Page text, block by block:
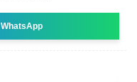
WhatsApp